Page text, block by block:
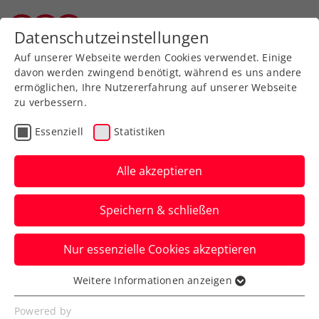
Zurück zur Newsübersicht
Turniere
Jakob Aichhorn holt
österreichischen Hallen-
Meistertitel
Der Salzburger gewann überraschend
gegen die Top-Gesetzten
Verfasst von: Erich Mild, 20.11.2022
Datenschutzeinstellungen
Auf unserer Webseite werden Cookies verwendet. Einige
davon werden zwingend benötigt, während es uns andere
ermöglichen, Ihre Nutzererfahrung auf unserer Webseite
zu verbessern.
Essenziell Statistiken
Alle akzeptieren
Speichern & schließen
Nur essenzielle Cookies akzeptieren
Essenziell
Essenzielle Cookies werden für grundlegende
Weitere Informationen anzeigen
Powered by